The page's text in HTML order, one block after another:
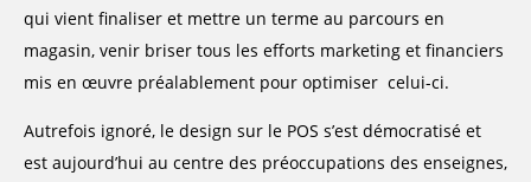
qui vient finaliser et mettre un terme au parcours en
magasin, venir briser tous les efforts marketing et financiers
mis en œuvre préalablement pour optimiser celui-ci.
Autrefois ignoré, le design sur le POS s’est démocratisé et
est aujourd’hui au centre des préoccupations des enseignes,